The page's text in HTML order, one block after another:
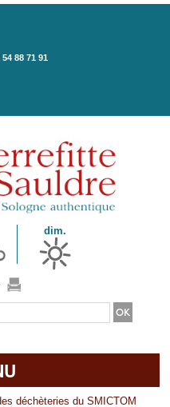
54 88 71 91
dim.
déchèteries du SMICTOM